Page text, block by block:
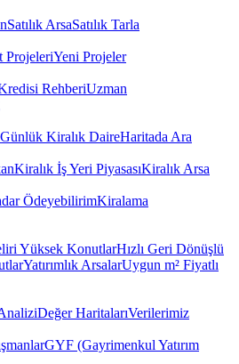
Satılık ArsaSatılık Tarla
ProjeleriYeni Projeler
RehberiUzman
Günlük Kiralık DaireHaritada Ara
Kiralık İş Yeri PiyasasıKiralık Arsa
ÖdeyebilirimKiralama
Yüksek KonutlarHızlı Geri Dönüşlü
Yatırımlık ArsalarUygun m² Fiyatlı
Değer HaritalarıVerilerimiz
GYF (Gayrimenkul Yatırım